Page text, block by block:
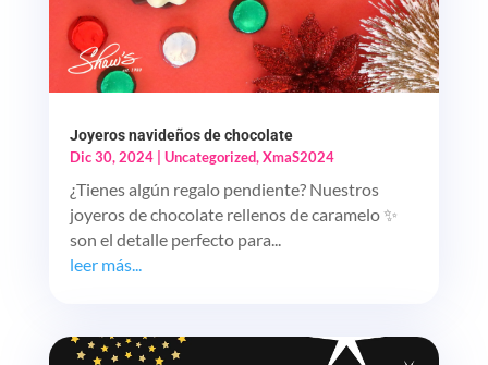
Joyeros navideños de chocolate
Dic 30, 2024| Uncategorized,XmaS2024
¿Tienes algún regalo pendiente? Nuestros
joyeros de chocolate rellenos de caramelo ✨
son el detalle perfecto para...
leer más...